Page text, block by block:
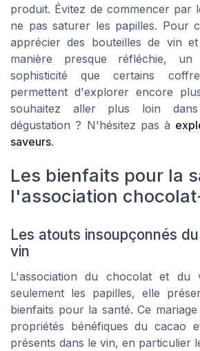
produit. Évitez de commencer par
ne pas saturer les papilles. Pour
apprécier des bouteilles de vin
manière presque réfléchie,
sophisticité que certains
permettent d'explorer encore
souhaitez aller plus loin
dégustation ? N'hésitez pas à
saveurs.
Les bienfaits pour la
l'association
Les atouts insoupçonnés
vin
L'association du chocolat et du
seulement les papilles, elle
bienfaits pour la santé. Ce
propriétés bénéfiques du cacao
présents dans le vin, en particulier